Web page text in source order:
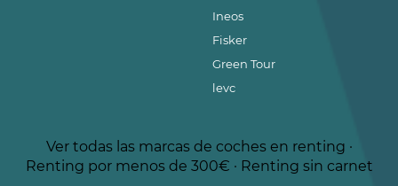
Ineos
Fisker
Green Tour
levc
Ver todas las marcas de coches en renting ·
Renting por menos de 300€ · Renting sin carnet